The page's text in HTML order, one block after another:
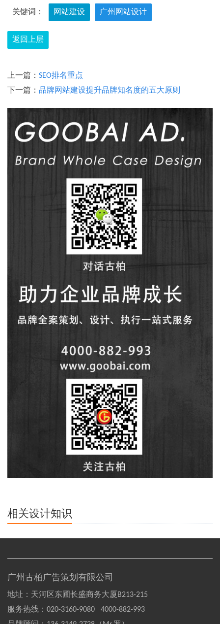
关键词： 网站建设 广州网站设计
返回上层
上一篇： SEO排名重点
下一篇： 品牌网站建设提升品牌知名度的五大原则
相关设计知识
广州古柏广告策划有限公司
地址：天河区东圃长盛商务大厦B213-215
服务热线： 020-3160-9080 4000-882-993